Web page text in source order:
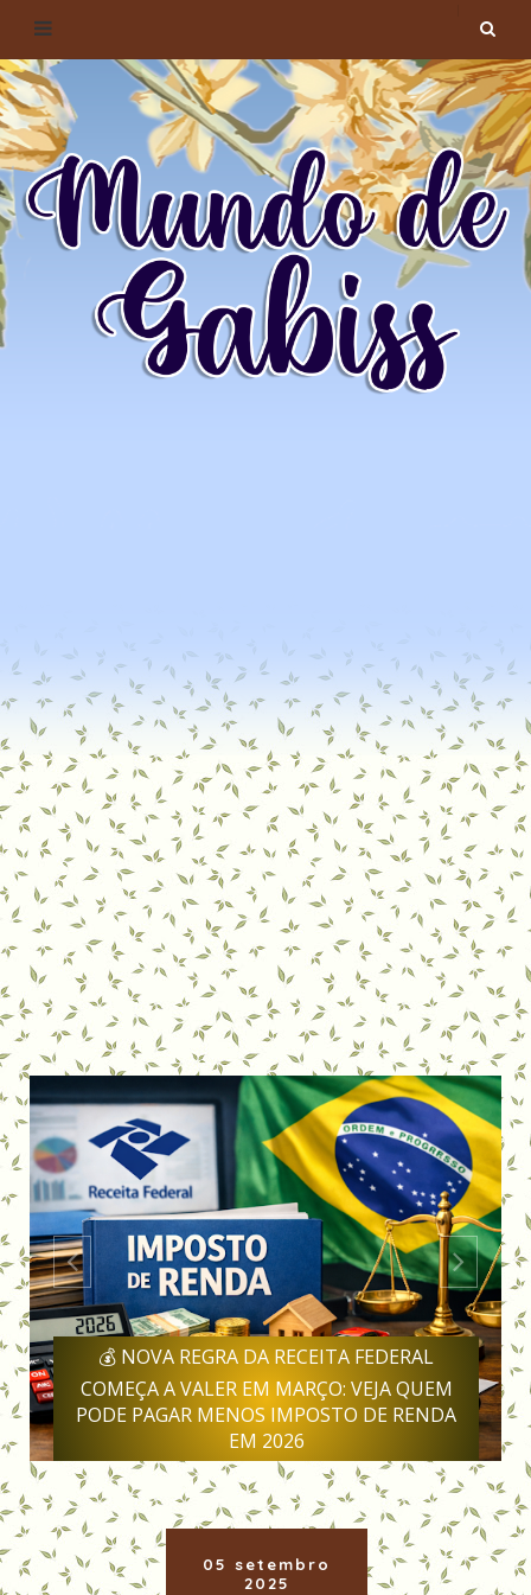
💰 NOVA REGRA DA RECEITA FEDERAL
COMEÇA A VALER EM MARÇO: VEJA QUEM
PODE PAGAR MENOS IMPOSTO DE RENDA
EM 2026
05 setembro
2025